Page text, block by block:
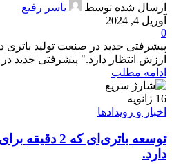
ارسال شده توسط
یاسر رفیع
آوریل 4, 2024
0
پیشرفتی جدید در صنعت تولید
ارزش انتظار دارد." پیشرفتی جدید
ادامه مطلب
16 ژانویه
اخبار و رویدادها
توسعه باتری‌ای
دارد.